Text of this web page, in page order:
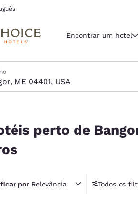
Região e
Américas
América
Encontrar um hotel
hotéis
perto de
por Relevância Todos os
1